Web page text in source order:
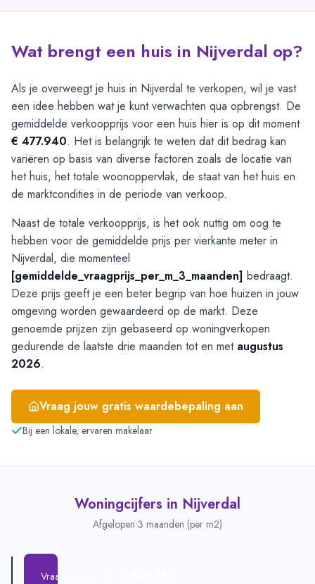
Wat brengt een huis in Nijverdal op?
Als je overweegt je huis in Nijverdal te verkopen, wil je vast
een idee hebben wat je kunt verwachten qua opbrengst. De
gemiddelde verkoopprijs voor een huis hier is op dit moment
€ 477.940. Het is belangrijk te weten dat dit bedrag kan
variëren op basis van diverse factoren zoals de locatie van
het huis, het totale woonoppervlak, de staat van het huis en
de marktcondities in de periode van verkoop.
Naast de totale verkoopprijs, is het ook nuttig om oog te
hebben voor de gemiddelde prijs per vierkante meter in
Nijverdal, die momenteel
[gemiddelde_vraagprijs_per_m_3_maanden] bedraagt.
Deze prijs geeft je een beter begrip van hoe huizen in jouw
omgeving worden gewaardeerd op de markt. Deze
genoemde prijzen zijn gebaseerd op woningverkopen
gedurende de laatste drie maanden tot en met augustus
2026.
Vraag jouw gratis waardebepaling aan
Bij een lokale, ervaren makelaar
Woningcijfers in Nijverdal
Afgelopen 3 maanden (per m2)
Vraagprijs per m2